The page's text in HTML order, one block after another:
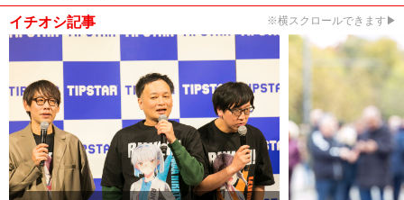
イチオシ記事 ※横スクロールできます▶